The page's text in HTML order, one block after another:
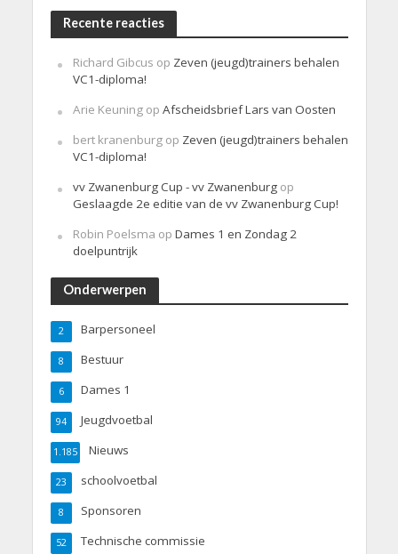
Recente reacties
Richard Gibcus op Zeven (jeugd)trainers behalen
VC1-diploma!
Arie Keuningop Afscheidsbrief Lars van Oosten
bert kranenburgop Zeven (jeugd)trainers behalen
VC1-diploma!
vv Zwanenburg Cup - vv Zwanenburgop
Geslaagde 2e editie van de vv Zwanenburg Cup!
Robin Poelsma op Dames 1 en Zondag 2
doelpuntrijk
Onderwerpen
Barpersoneel
2
Bestuur
8
Dames 1
6
Jeugdvoetbal
94
Nieuws
1.185
schoolvoetbal
23
Sponsoren
8
Technische commissie
52